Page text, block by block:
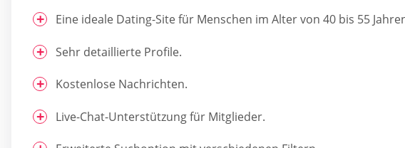
Eine ideale Dating-Site für Menschen im Alter von 40 bis 55
Sehr detaillierte Profile.
Kostenlose Nachrichten.
Live-Chat-Unterstützung für Mitglieder.